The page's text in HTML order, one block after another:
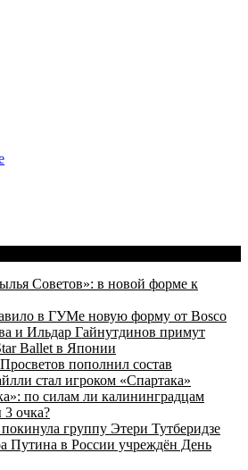
Советов»: в новой форме к
в ГУМе новую форму от Bosco
и Ильдар Гайнутдинов примут
Ballet в Японии
пополнил состав
стал игроком «Спартака»
по силам ли калининградцам
очка?
группу Этери Тутберидзе
Путина в России учреждён День